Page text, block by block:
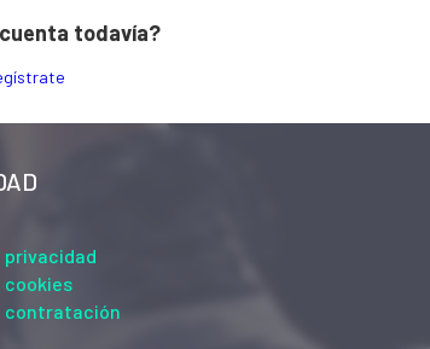
todavía?
privacidad
cookies
contratación